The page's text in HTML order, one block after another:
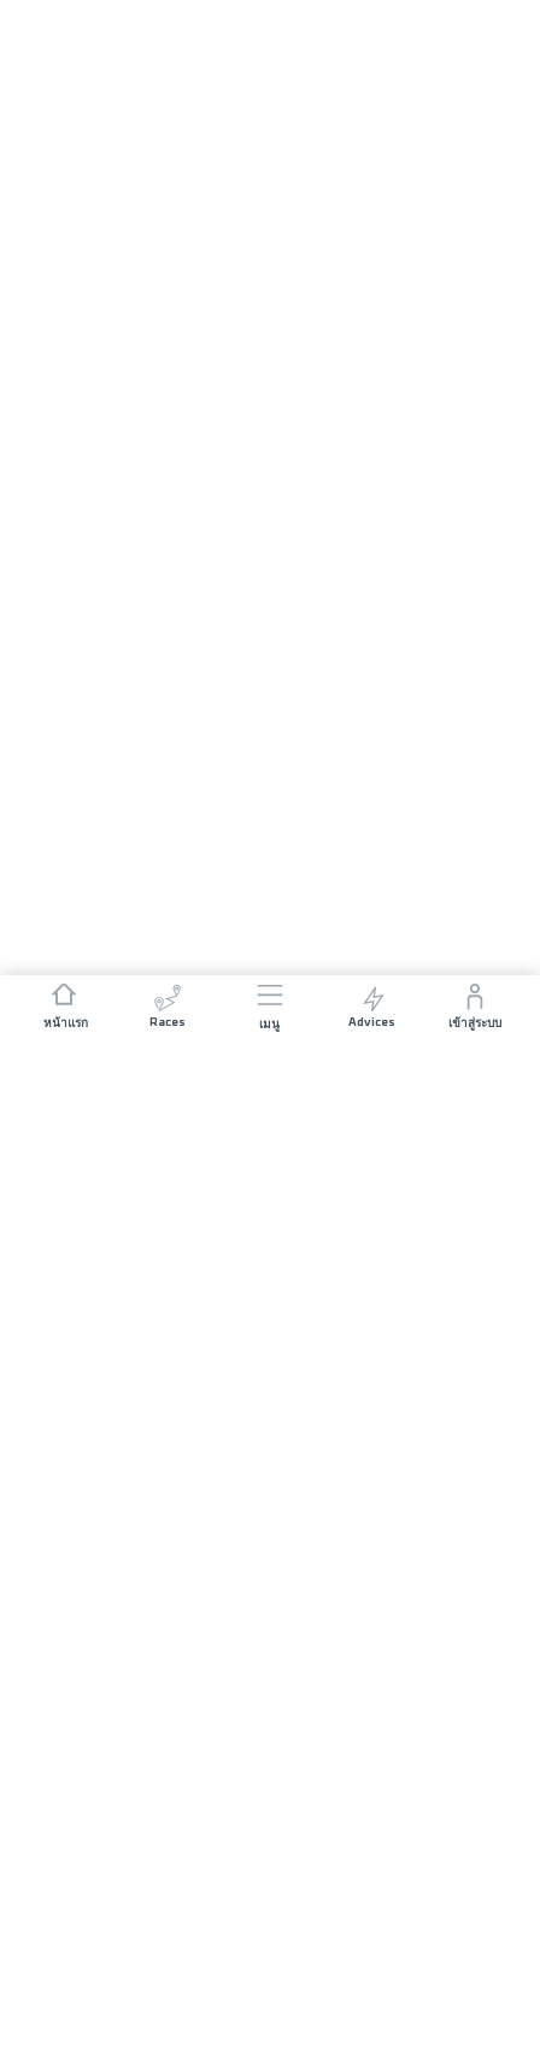
หน้าแรก Races เมนู Advices เข้าสู่ระบบ